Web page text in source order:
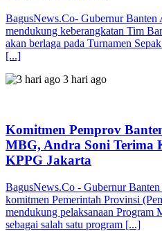
BagusNews.Co- Gubernur Banten
mendukung keberangkatan Tim
akan berlaga pada Turnamen
[...]
3 hari ago
Komitmen Pemprov
MBG, Andra Soni Terima
KPPG Jakarta
BagusNews.Co - Gubernur
komitmen Pemerintah Provinsi
mendukung pelaksanaan
sebagai salah satu program [...]